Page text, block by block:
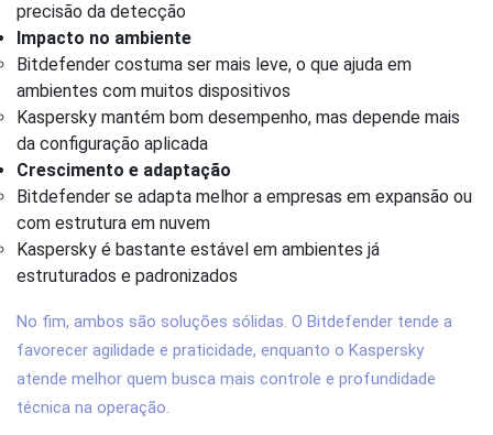
precisão da detecção
Impacto no ambiente
Bitdefender costuma ser mais leve, o que ajuda em
ambientes com muitos dispositivos
Kaspersky mantém bom desempenho, mas depende mais
da configuração aplicada
Crescimento e adaptação
Bitdefender se adapta melhor a empresas em expansão ou
com estrutura em nuvem
Kaspersky é bastante estável em ambientes já
estruturados e padronizados
No fim, ambos são soluções sólidas. O Bitdefender tende a
favorecer agilidade e praticidade, enquanto o Kaspersky
atende melhor quem busca mais controle e profundidade
técnica na operação.